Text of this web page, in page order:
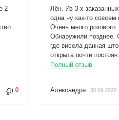
2
0
Лён. Из 3-х
одна ну как-то совсем
Очень много розового.
Обнаружили позднее.
где висела данная
открыта почти
Полный отзыв
Александра 30.09.2022